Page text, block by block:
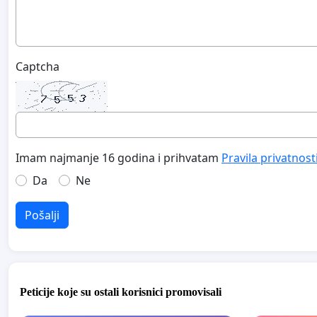
Captcha
Imam najmanje 16 godina i prihvatam Pravila
Da
Ne
Pošalji
Peticije koje su ostali korisnici promovisali